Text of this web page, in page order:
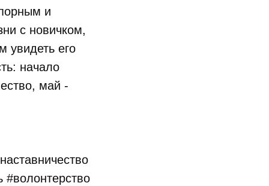
и
с новичком,
увидеть его
начало
май -